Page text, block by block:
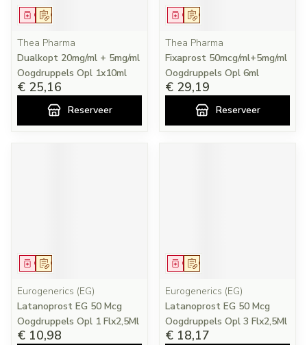
Op voorschrift
Geneesmiddel
Thea Pharma
Dualkopt 20mg/ml + 5mg/ml
Oogdruppels Opl 1x10ml
€ 25,16
Reserveer
Op voorschrift
Geneesmiddel
Thea Pharma
Fixaprost 50mcg/ml+5mg/ml
Oogdruppels Opl 6ml
€ 29,19
Reserveer
Op voorschrift
Geneesmiddel
Eurogenerics (EG)
Latanoprost EG 50 Mcg
Oogdruppels Opl 1 Flx2,5Ml
€ 10,98
Op voorschrift
Geneesmiddel
Eurogenerics (EG)
Latanoprost EG 50 Mcg
Oogdruppels Opl 3 Flx2,5Ml
€ 18,17